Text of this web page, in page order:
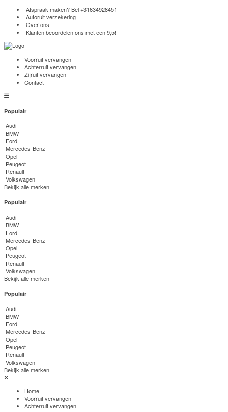
Afspraak maken? Bel+31634928451
Autoruit verzekering
Over ons
Klanten beoordelen ons met een 9,5!
Voorruit vervangen
Achterruit vervangen
Zijruit vervangen
Contact
Populair
Audi
BMW
Ford
Mercedes-Benz
Opel
Peugeot
Renault
Volkswagen
Bekijk alle merken
Populair
Audi
BMW
Ford
Mercedes-Benz
Opel
Peugeot
Renault
Volkswagen
Bekijk alle merken
Populair
Audi
BMW
Ford
Mercedes-Benz
Opel
Peugeot
Renault
Volkswagen
Bekijk alle merken
Home
Voorruit vervangen
Achterruit vervangen